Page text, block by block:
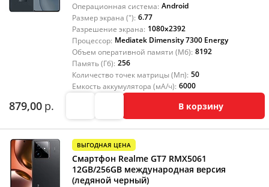
Операционная система: Android
Размер экрана ("): 6.77
Разрешение экрана: 1080x2392
Процессор: Mediatek Dimensity 7300 Energy
Объем оперативной памяти (Мб): 8192
Память (Гб): 256
Количество точек матрицы (Мп): 50
Емкость аккумулятора (мА/ч): 6000
879,00 р. В корзину
ВЫГОДНАЯ ЦЕНА
Смартфон Realme GT7 RMX5061
12GB/256GB международная версия
(ледяной черный)